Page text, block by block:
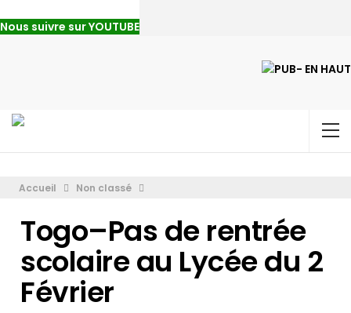
Nous suivre sur YOUTUBE
Accueil Non classé
Togo–Pas de rentrée
scolaire au Lycée du 2
Février